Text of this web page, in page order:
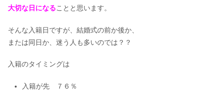
大切な日になることと思います。
そんな入籍日ですが、結婚式の前か後か、
または同日か、迷う人も多いのでは？？
入籍のタイミングは
入籍が先 ７６％